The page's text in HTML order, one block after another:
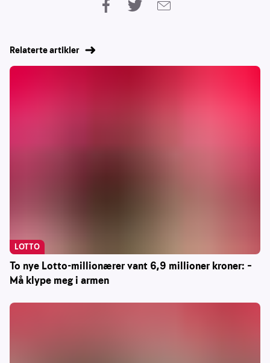
Relaterte artikler
To nye Lotto-millionærer vant 6,9 millioner kroner: –
Må klype meg i armen
LOTTO